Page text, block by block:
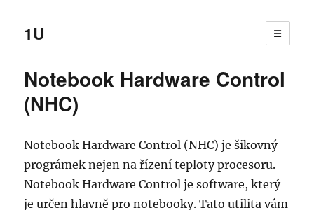
1U ☰
Notebook Hardware Control
(NHC)
Notebook Hardware Control (NHC) je šikovný
prográmek nejen na řízení teploty procesoru.
Notebook Hardware Control je software, který
je určen hlavně pro notebooky. Tato utilita vám